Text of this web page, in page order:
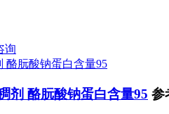
询
剂 酪朊酸钠蛋白含量95 参